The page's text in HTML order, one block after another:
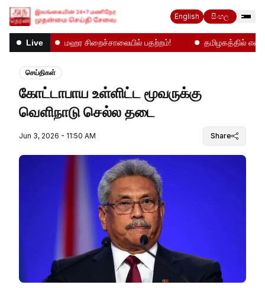
English සිංහල
Live மஹர சிறைச்சாலையில் பதற்றம்! தமிழகத்தில் என்ன
செய்திகள்
கோட்டாபாய உள்ளிட்ட மூவருக்கு
வௌிநாடு செல்ல தடை
Jun 3, 2026 - 11:50 AM Share